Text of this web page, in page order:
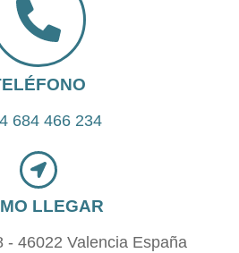
684 466 234
LLEGAR
- 46022 Valencia España